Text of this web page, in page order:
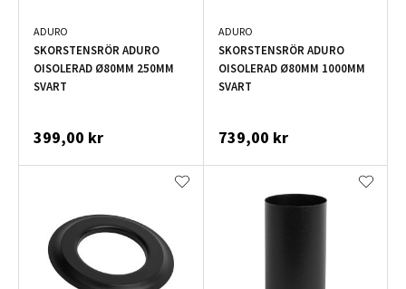
ADURO
SKORSTENSRÖR ADURO
OISOLERAD Ø80MM 250MM
SVART
399,00 kr
ADURO
SKORSTENSRÖR ADURO
OISOLERAD Ø80MM 1000MM
SVART
739,00 kr